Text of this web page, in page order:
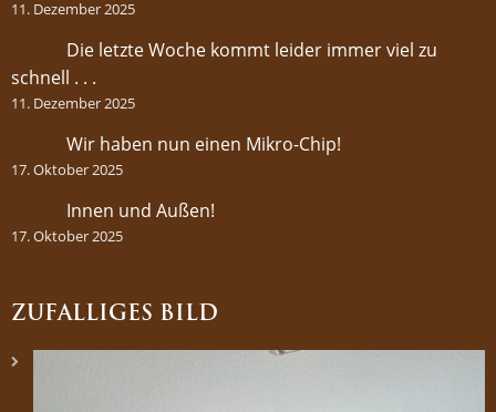
11. Dezember 2025
Die letzte Woche kommt leider immer viel zu
schnell . . .
11. Dezember 2025
Wir haben nun einen Mikro-Chip!
17. Oktober 2025
Innen und Außen!
17. Oktober 2025
ZUFÄLLIGES BILD